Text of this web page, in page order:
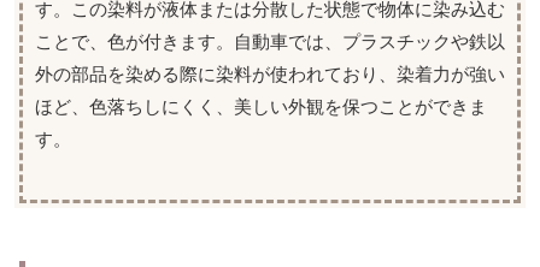
す。この染料が液体または分散した状態で物体に染み込む
ことで、色が付きます。自動車では、プラスチックや鉄以
外の部品を染める際に染料が使われており、染着力が強い
ほど、色落ちしにくく、美しい外観を保つことができま
す。